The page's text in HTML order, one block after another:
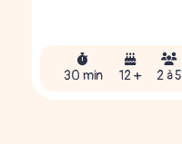
30 min 12 + 2 à 5